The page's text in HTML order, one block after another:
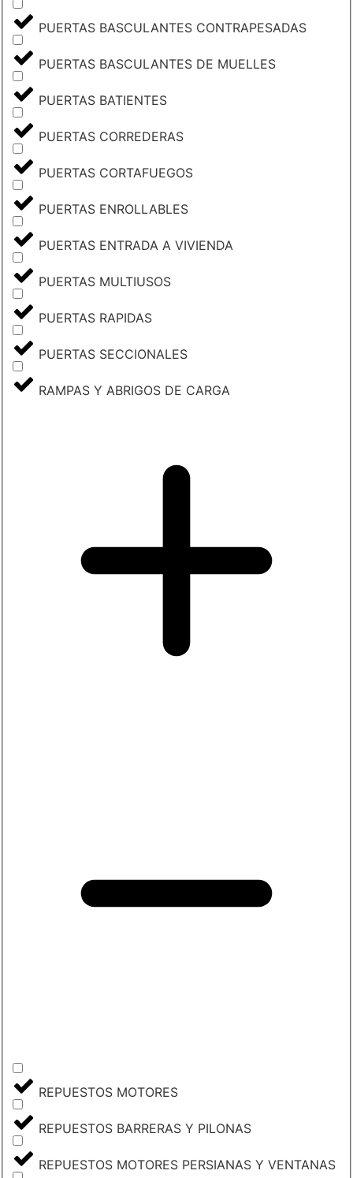
PUERTAS BASCULANTES CONTRAPESADAS
PUERTAS BASCULANTES DE MUELLES
PUERTAS BATIENTES
PUERTAS CORREDERAS
PUERTAS CORTAFUEGOS
PUERTAS ENROLLABLES
PUERTAS ENTRADA A VIVIENDA
PUERTAS MULTIUSOS
PUERTAS RAPIDAS
PUERTAS SECCIONALES
RAMPAS Y ABRIGOS DE CARGA
REPUESTOS MOTORES
REPUESTOS BARRERAS Y PILONAS
REPUESTOS MOTORES PERSIANAS Y VENTANAS